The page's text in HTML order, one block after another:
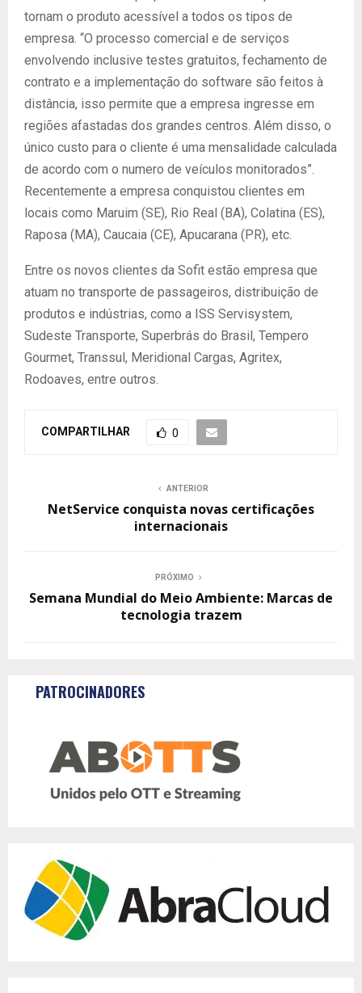
tornam o produto acessível a todos os tipos de
empresa. “O processo comercial e de serviços
envolvendo inclusive testes gratuitos, fechamento de
contrato e a implementação do software são feitos à
distância, isso permite que a empresa ingresse em
regiões afastadas dos grandes centros. Além disso, o
único custo para o cliente é uma mensalidade calculada
de acordo com o numero de veículos monitorados”.
Recentemente a empresa conquistou clientes em
locais como Maruim (SE), Rio Real (BA), Colatina (ES),
Raposa (MA), Caucaia (CE), Apucarana (PR), etc.
Entre os novos clientes da Sofit estão empresa que
atuam no transporte de passageiros, distribuição de
produtos e indústrias, como a ISS Servisystem,
Sudeste Transporte, Superbrás do Brasil, Tempero
Gourmet, Transsul, Meridional Cargas, Agritex,
Rodoaves, entre outros.
COMPARTILHAR 0
ANTERIOR
NetService conquista novas certificações
internacionais
PRÓXIMO
Semana Mundial do Meio Ambiente: Marcas de
tecnologia trazem
PATROCINADORES